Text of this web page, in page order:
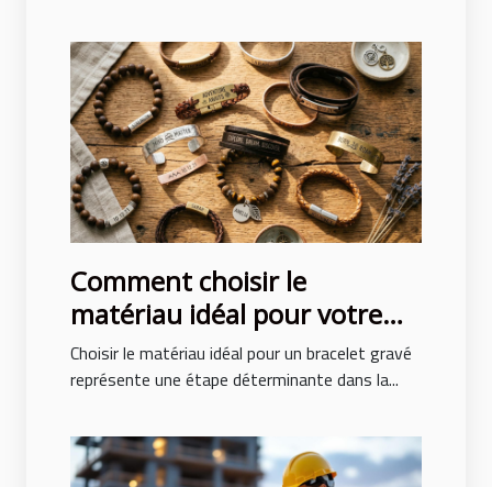
Comment choisir le
matériau idéal pour votre
bracelet gravé ?
Choisir le matériau idéal pour un bracelet gravé
représente une étape déterminante dans la...